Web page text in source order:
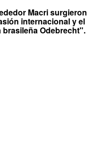
Macri surgieron
internacional y el
Odebrecht".